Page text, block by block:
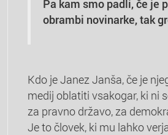
Pa kam smo padli, če je
obrambi novinarke, tak
Kdo je Janez Janša, če je
medij oblatiti vsakogar, ki ni
za pravno državo, za
Je to človek, ki mu lahko